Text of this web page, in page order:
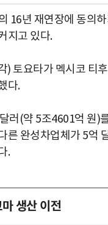
16년 재연장에 동의
지고 있다.
) 토요타가 멕시코 티
다.
러(약 5조4601억 원)
른 완성차업체가 5억
.
생산 이전